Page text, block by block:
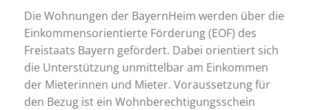
Die Wohnungen der BayernHeim werden über die
Einkommensorientierte Förderung (EOF) des
Freistaats Bayern gefördert. Dabei orientiert sich
die Unterstützung unmittelbar am Einkommen
der Mieterinnen und Mieter. Voraussetzung für
den Bezug ist ein Wohnberechtigungsschein